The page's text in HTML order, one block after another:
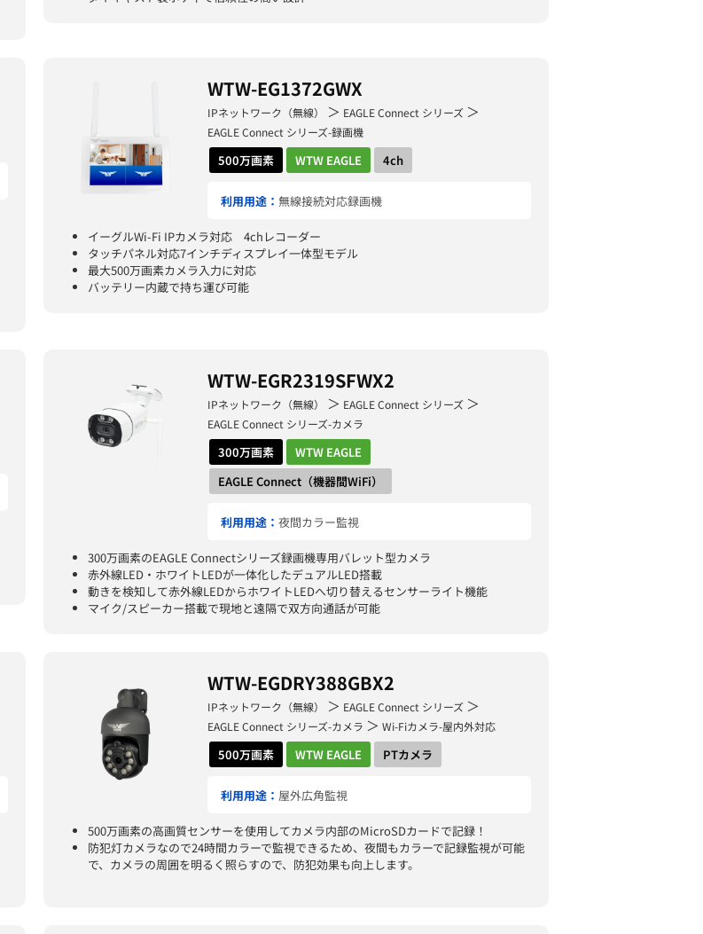
WTW-EG1372GWX
IPネットワーク（無線） ＞ EAGLE Connect シリーズ ＞
EAGLE Connect シリーズ-録画機
500万画素 WTW EAGLE 4ch
利用用途： 無線接続対応録画機
イーグルWi-Fi IPカメラ対応 4chレコーダー
タッチパネル対応7インチディスプレイ一体型モデル
最大500万画素カメラ入力に対応
バッテリー内蔵で持ち運び可能
WTW-EGR2319SFWX2
IPネットワーク（無線） ＞ EAGLE Connect シリーズ ＞
EAGLE Connect シリーズ-カメラ
300万画素
WTW EAGLE
EAGLE Connect（機器間WiFi）
利用用途： 夜間カラー監視
300万画素のEAGLE Connectシリーズ録画機専用バレット型カメラ
赤外線LED・ホワイトLEDが一体化したデュアルLED搭載
動きを検知して赤外線LEDからホワイトLEDへ切り替えるセンサーライト機能
マイク/スピーカー搭載で現地と遠隔で双方向通話が可能
WTW-EGDRY388GBX2
IPネットワーク（無線） ＞ EAGLE Connect シリーズ ＞
EAGLE Connect シリーズ-カメラ ＞ Wi-Fiカメラ-屋内外対応
500万画素 WTW EAGLE PTカメラ
利用用途： 屋外広角監視
500万画素の高画質センサーを使用してカメラ内部のMicroSDカードで記録！
防犯灯カメラなので24時間カラーで監視できるため、夜間もカラーで記録監視が可能
で、カメラの周囲を明るく照らすので、防犯効果も向上します。